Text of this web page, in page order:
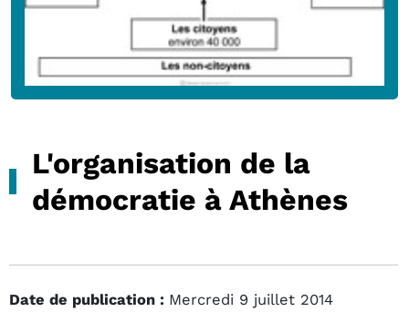
L'organisation de la
démocratie à Athènes
Date de publication : Mercredi 9 juillet 2014